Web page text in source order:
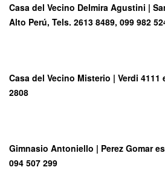
Casa del Vecino Delmira Agustini |
Alto Perú, Tels. 2613 8489, 099 982
Casa del Vecino Misterio | Verdi 4111
2808
Gimnasio Antoniello | Perez Gomar
094 507 299